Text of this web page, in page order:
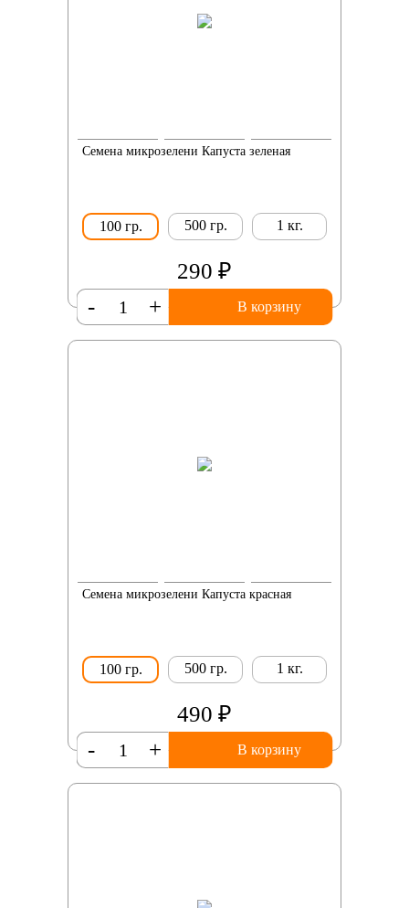
Семена микрозелени Капуста зеленая
100 гр. 500 гр. 1 кг.
290 ₽
+
- В корзину
Семена микрозелени Капуста красная
100 гр. 500 гр. 1 кг.
490 ₽
+
- В корзину